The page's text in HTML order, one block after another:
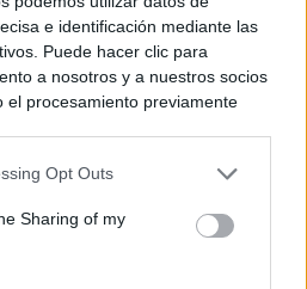
e identificación mediante las
Puede hacer clic para
a nosotros y a nuestros socios
el procesamiento previamente
en cuenta que algún
usted tiene el derecho de
Sus preferencias se aplicarán
Opt Outs
Sharing of my